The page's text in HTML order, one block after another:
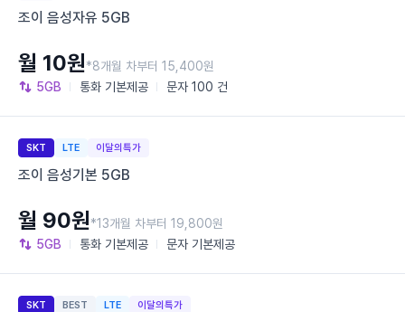
조이 음성자유 5GB
5GB 통화 기본제공 문자 100 건
월 10원*8개월 차부터 15,400원
SKT LTE 이달의특가
조이 음성기본 5GB
5GB 통화 기본제공 문자 기본제공
월 90원*13개월 차부터 19,800원
SKT BEST LTE 이달의특가